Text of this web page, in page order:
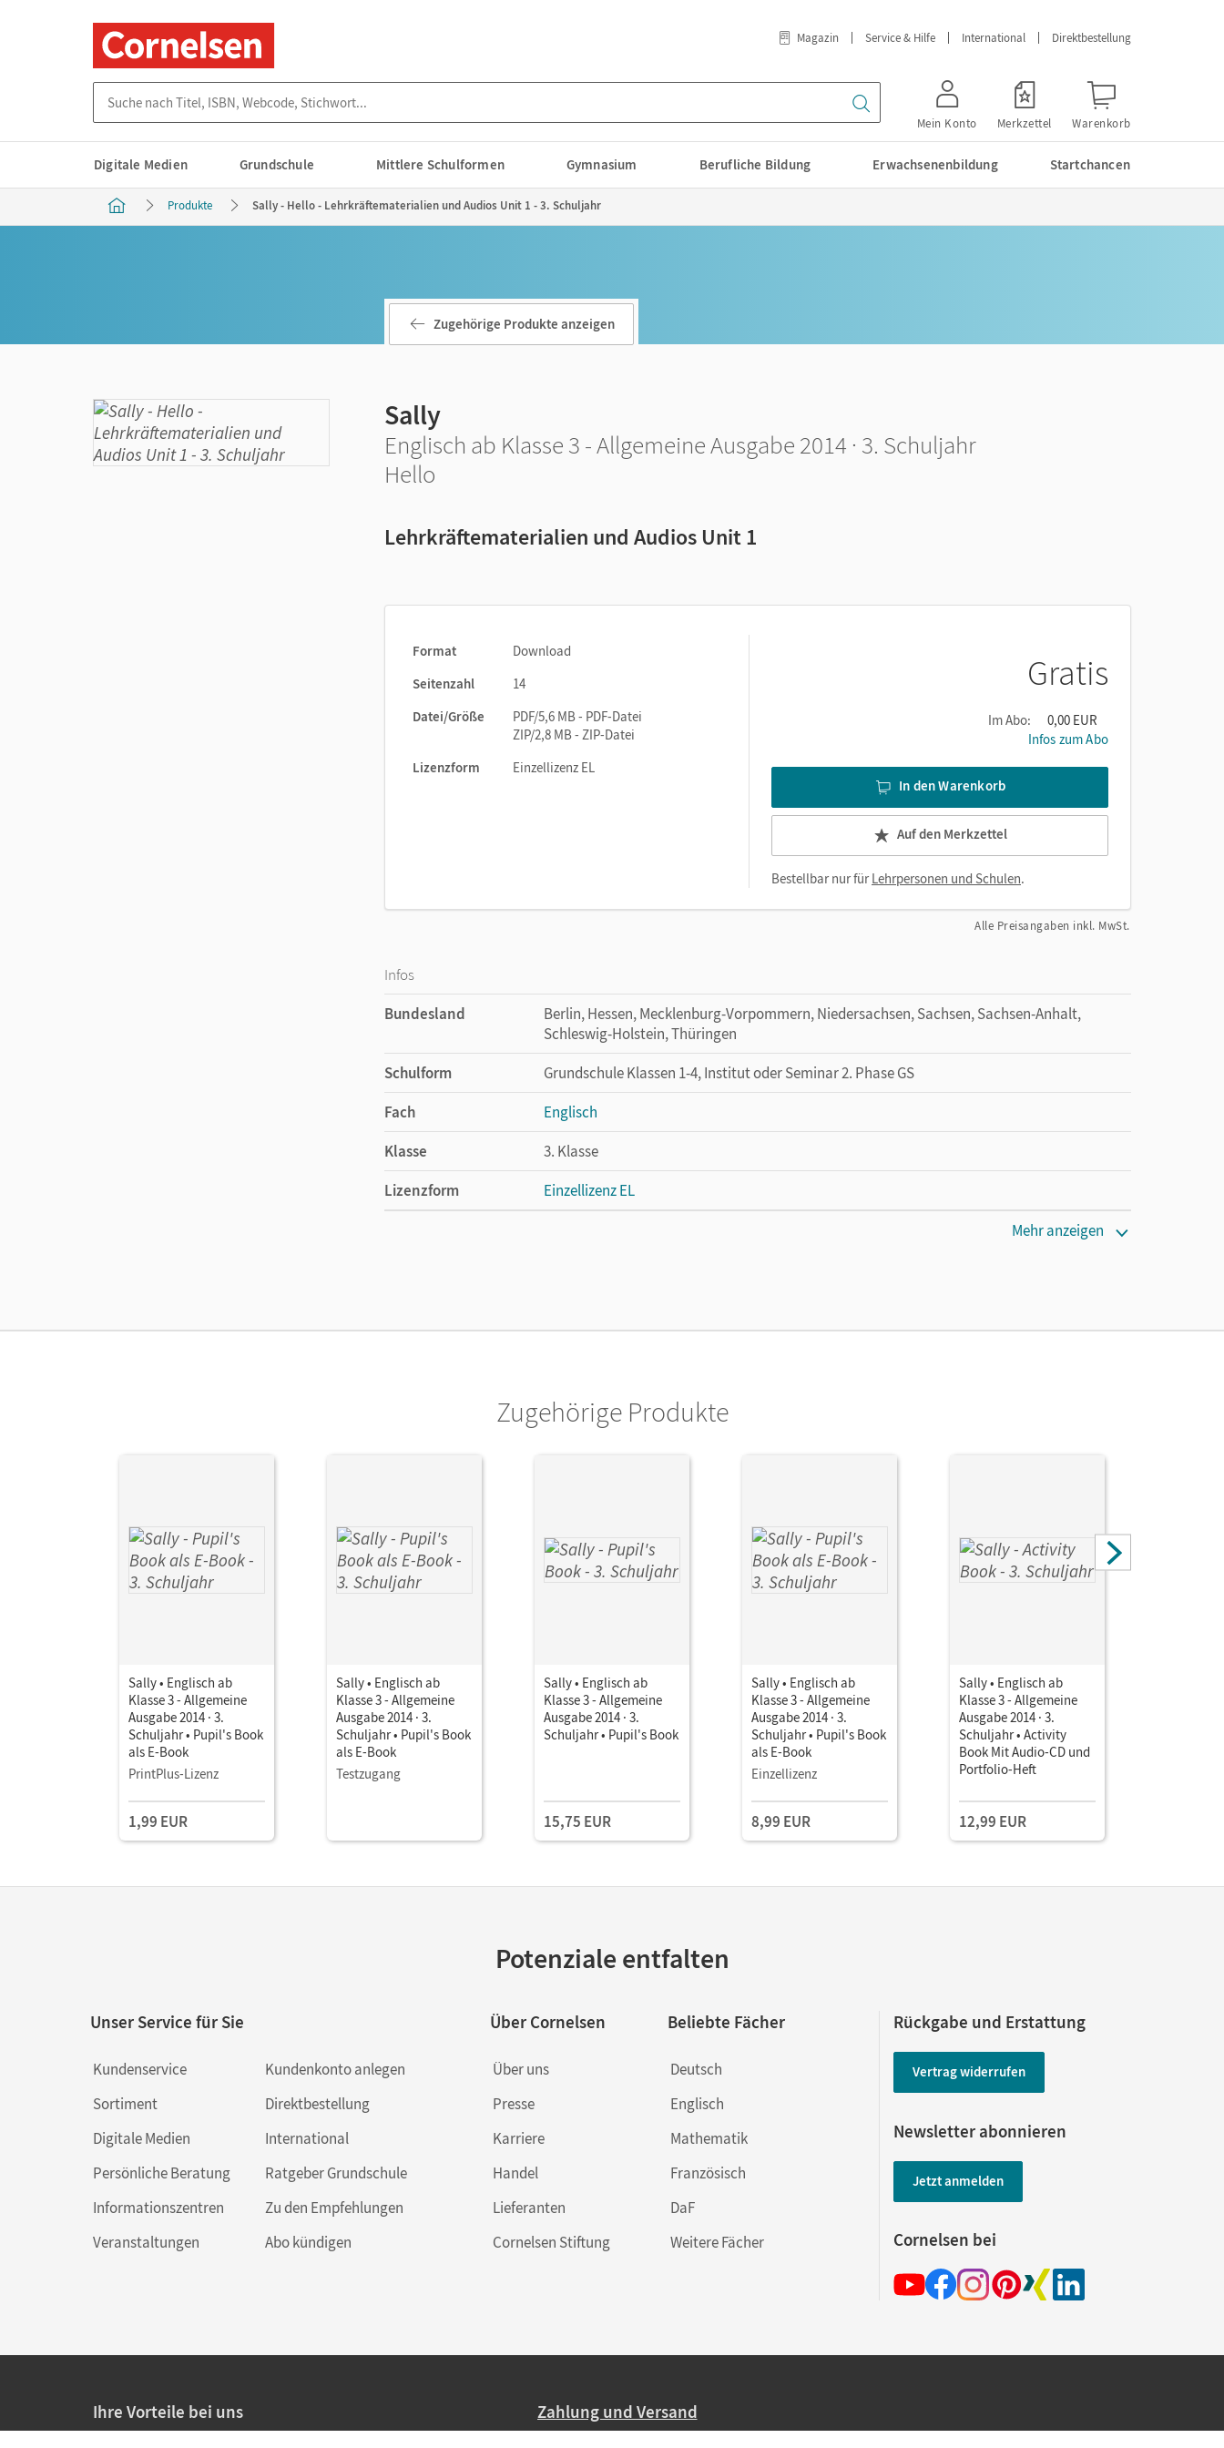
Magazin Service & Hilfe International Direktbestellung
Mein Konto Merkzettel Warenkorb
Digitale Medien Grundschule Mittlere Schulformen Gymnasium Berufliche Bildung Erwachsenenbildung Startchancen
Produkte Sally - Hello - Lehrkräftematerialien und Audios Unit 1 - 3. Schuljahr
Zugehörige Produkte anzeigen
Sally
Englisch ab Klasse 3 - Allgemeine Ausgabe 2014 · 3. Schuljahr
Hello
Lehrkräftematerialien und Audios Unit 1
Format
Download
Seitenzahl
14
Datei/Größe
PDF/5,6 MB - PDF-Datei
ZIP/2,8 MB - ZIP-Datei
Lizenzform
Einzellizenz EL
Gratis
Im Abo:
0,00 EUR
Infos zum Abo
In den Warenkorb
Auf den Merkzettel
Bestellbar nur fürLehrpersonen und Schulen.
Alle Preisangaben inkl. MwSt.
Infos
Bundesland
Berlin, Hessen, Mecklenburg-Vorpommern, Niedersachsen, Sachsen, Sachsen-Anhalt,
Schleswig-Holstein, Thüringen
Schulform
Grundschule Klassen 1-4, Institut oder Seminar 2. Phase GS
Fach
Englisch
Klasse
3. Klasse
Lizenzform
Einzellizenz EL
Mehr anzeigen
Zugehörige Produkte
Sally • Englisch ab
Klasse 3 - Allgemeine
Ausgabe 2014 · 3.
Schuljahr • Pupil's Book
als E-Book
PrintPlus-Lizenz
1,99 EUR
Sally • Englisch ab
Klasse 3 - Allgemeine
Ausgabe 2014 · 3.
Schuljahr • Pupil's Book
als E-Book
Testzugang
Sally • Englisch ab
Klasse 3 - Allgemeine
Ausgabe 2014 · 3.
Schuljahr • Pupil's Book
15,75 EUR
Sally • Englisch ab
Klasse 3 - Allgemeine
Ausgabe 2014 · 3.
Schuljahr • Pupil's Book
als E-Book
Einzellizenz
8,99 EUR
Sally • Englisch ab
Klasse 3 - Allgemeine
Ausgabe 2014 · 3.
Schuljahr • Activity
Book Mit Audio-CD und
Portfolio-Heft
12,99 EUR
Potenziale entfalten
Unser Service für Sie
Kundenservice
Sortiment
Digitale Medien
Persönliche Beratung
Informationszentren
Veranstaltungen
Kundenkonto anlegen
Direktbestellung
International
Ratgeber Grundschule
Zu den Empfehlungen
Abo kündigen
Über Cornelsen
Über uns
Presse
Karriere
Handel
Lieferanten
Cornelsen Stiftung
Beliebte Fächer
Deutsch
Englisch
Mathematik
Französisch
DaF
Weitere Fächer
Rückgabe und Erstattung
Vertrag widerrufen
Newsletter abonnieren
Jetzt anmelden
Cornelsen bei
Ihre Vorteile bei uns Zahlung und Versand